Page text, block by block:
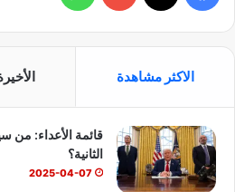
ي
و
ك
X
Y
T
u
ا
ا
ب
الاكثر مشاهدة
قائمة الأعداء: من
الثانية؟
2025-04-07